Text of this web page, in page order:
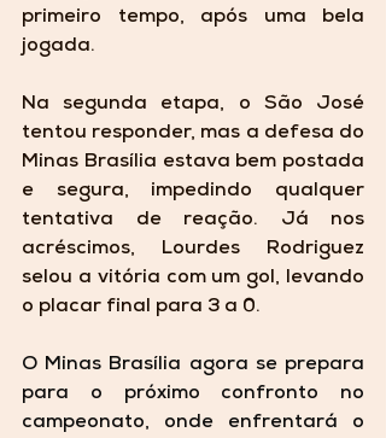
primeiro tempo, após uma bela
jogada.
Na segunda etapa, o São José
tentou responder, mas a defesa do
Minas Brasília estava bem postada
e segura, impedindo qualquer
tentativa de reação. Já nos
acréscimos, Lourdes Rodriguez
selou a vitória com um gol, levando
o placar final para 3 a 0.
O Minas Brasília agora se prepara
para o próximo confronto no
campeonato, onde enfrentará o